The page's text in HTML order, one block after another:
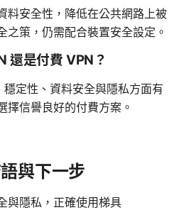
料安全性，降低在公共網路上被
之策，仍需配合裝置安全設定。
還是付費 VPN？
定性、資料安全與隱私方面有
擇信譽良好的付費方案。
與下一步
與隱私，正確使用梯具